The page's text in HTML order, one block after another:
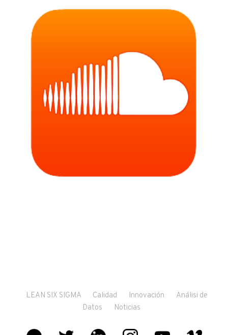
LEAN SIX SIGMA Calidad Innovación
Análisi de
Datos
Noticias